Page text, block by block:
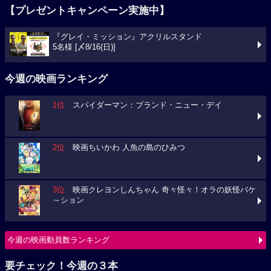
【プレゼントキャンペーン実施中】
『グレイ・ミッション』アクリルスタンド
5名様 [〆8/16(日)]
今週の映画ランキング
1位 スパイダーマン：ブランド・ニュー・デイ
2位 映画ちいかわ 人魚の島のひみつ
3位 映画クレヨンしんちゃん 奇々怪々！オラの妖怪バケ
～ション
今週の映画動員数ランキング
要チェック！今週の３本